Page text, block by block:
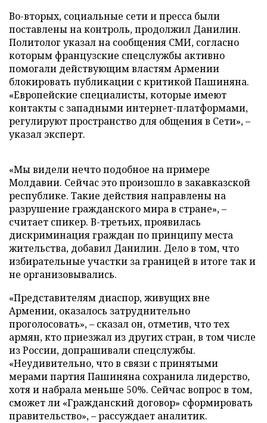
Во-вторых, социальные сети и пресса были
поставлены на контроль, продолжил Данилин.
Политолог указал на сообщения СМИ, согласно
которым французские спецслужбы активно
помогали действующим властям Армении
блокировать публикации с критикой Пашиняна.
«Европейские специалисты, которые имеют
контакты с западными интернет-платформами,
регулируют пространство для общения в Сети», –
указал эксперт.
«Мы видели нечто подобное на примере
Молдавии. Сейчас это произошло в закавказской
республике. Такие действия направлены на
разрушение гражданского мира в стране», –
считает спикер. В-третьих, проявилась
дискриминация граждан по принципу места
жительства, добавил Данилин. Дело в том, что
избирательные участки за границей в итоге так и
не организовывались.
«Представителям диаспор, живущих вне
Армении, оказалось затруднительно
проголосовать», – сказал он, отметив, что тех
армян, кто приезжал из других стран, в том числе
из России, допрашивали спецслужбы.
«Неудивительно, что в связи с принятыми
мерами партия Пашиняна сохранила лидерство,
хотя и набрала меньше 50%. Сейчас вопрос в том,
сможет ли «Гражданский договор» сформировать
правительство», – рассуждает аналитик.